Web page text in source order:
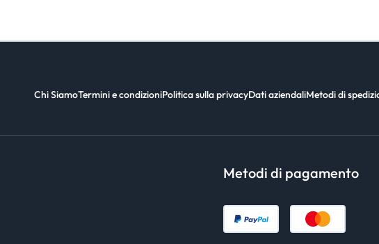
Chi SiamoTermini e condizioniPolitica sulla privacyDati aziendaliMetodi di
Metodi di pagamento